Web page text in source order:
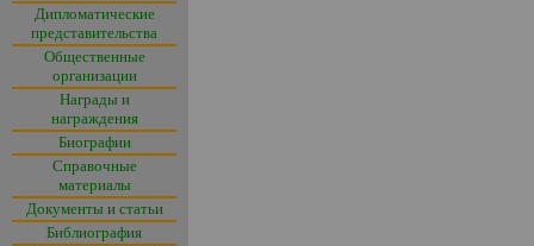
Дипломатические
представительства
Общественные
организации
Награды и
награждения
Биографии
Справочные
материалы
Документы и статьи
Библиография